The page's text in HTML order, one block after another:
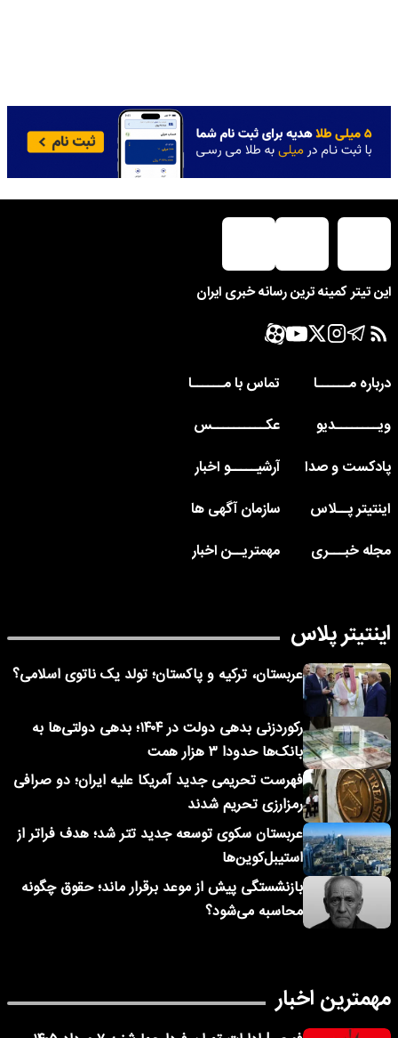
این تیتر کمینه ترین رسانه خبری ایران
درباره مــــــا
تماس با مــــــا
ویــــــــدیو
عکــــــــــس
پادکست و صدا
آرشیـــــو اخبار
اینتیتر پــلاس
سازمان آگهی ها
مجله خبـــری
مهمتریــن اخبار
اینتیتر پلاس
عربستان، ترکیه و پاکستان؛ تولد یک ناتوی اسلامی؟
رکوردزنی بدهی دولت در ۱۴۰۴؛ بدهی دولتی‌ها به
بانک‌ها حدودا ۳ هزار همت
فهرست تحریمی جدید آمریکا علیه ایران؛ دو صرافی
رمزارزی تحریم شدند
عربستان سکوی توسعه جدید تتر شد؛ هدف فراتر از
استیبل‌کوین‌ها
بازنشستگی پیش از موعد برقرار ماند؛ حقوق چگونه
محاسبه می‌شود؟
مهمترین اخبار